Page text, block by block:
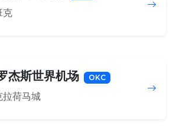
克
杰斯世界机场 OKC
拉荷马城